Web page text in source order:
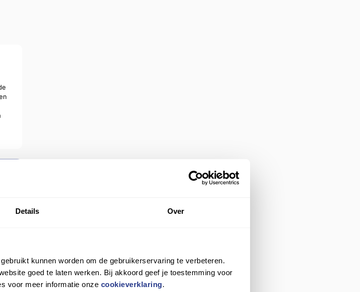
Details Over
kunnen worden om de gebruikerservaring te verbeteren.
goed te laten werken. Bij akkoord geef je toestemming voor
voor meer informatie onze cookieverklaring.